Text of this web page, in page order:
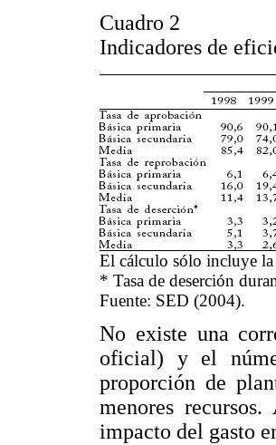
Cuadro 2
Indicadores de
El cálculo sólo incluye la
* Tasa de deserción
Fuente: SED (2004).
No existe una
oficial) y el
proporción de
menores
impacto del gasto